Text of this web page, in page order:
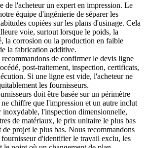
de l'acheteur un expert en impression. Le
équipe d'ingénierie de séparer les
copiées sur les plans d'usinage. Cela
voie, surtout lorsque le poids, la
la corrosion ou la production en faible
la fabrication additive.
de confirmer le devis ligne
post-traitement, inspection, certificats,
Si une ligne est vide, l'acheteur ne
les fournisseurs.
doit être basée sur un périmètre
chiffre que l'impression et un autre inclut
inoxydable, l'inspection dimensionnelle,
de matériaux, le prix unitaire le plus bas
de projet le plus bas. Nous recommandons
fournisseur d'identifier le travail exclu, les